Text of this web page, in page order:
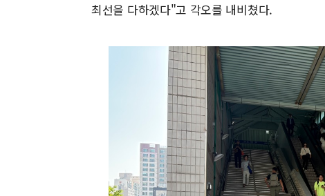
최선을 다하겠다"고 각오를 내비쳤다.